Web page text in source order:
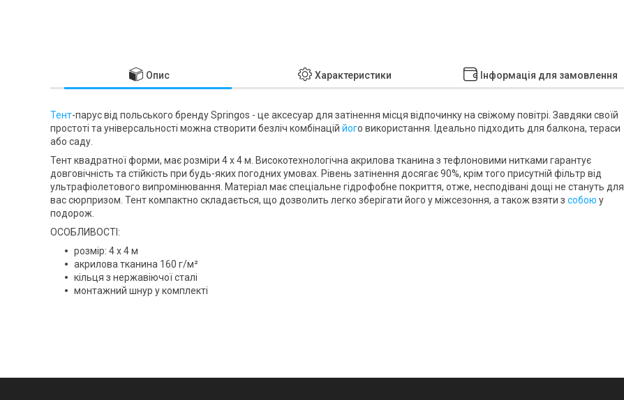
Опис Характеристики Інформація для замовлення
Тент-парус від польського брендуSpringos - це аксесуар для затінення місця відпочинку на свіжому повітрі. Завдяки своїй
простоті та універсальності можна створити безліч комбінацій його використання. Ідеально підходить для балкона, тераси
або саду.
Тент квадратної форми, має розміри 4 x 4 м . Високотехнологічна акрилова тканина з тефлоновими нитками гарантує
довговічність та стійкість при будь-яких погодних умовах. Рівень затінення досягає90%, крім того присутній фільтр від
ультрафіолетового випромінювання. Матеріал має спеціальне гідрофобне покриття, отже, несподівані дощі не стануть для
вас сюрпризом. Тент компактно складається, що дозволить легко зберігати його у міжсезоння, а також взяти з собою у
подорож.
ОСОБЛИВОСТІ:
розмір: 4 x 4 м
акрилова тканина 160 г/м²
кільця з нержавіючої сталі
монтажний шнур у комплекті